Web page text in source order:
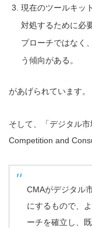
現在のツールキッ
対処するために必
プローチではなく
う傾向がある。
があげられています。
そして、「デジタル
Competition and
CMAがデジタル
にするもので、
ーチを確立し、